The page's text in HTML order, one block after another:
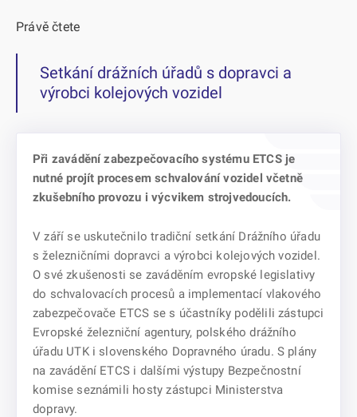
Při zavádění zabezpečovacího systému ETCS je
nutné projít procesem schvalování vozidel včetně
zkušebního provozu i výcvikem strojvedoucích.
V září se uskutečnilo tradiční setkání Drážního úřadu
s železničními dopravci a výrobci kolejových vozidel.
O své zkušenosti se zaváděním evropské legislativy
do schvalovacích procesů a implementací vlakového
zabezpečovače ETCS se s účastníky podělili zástupci
Evropské železniční agentury, polského drážního
úřadu UTK i slovenského Dopravného úradu. S plány
na zavádění ETCS i dalšími výstupy Bezpečnostní
komise seznámili hosty zástupci Ministerstva
dopravy.
Právě čtete
Setkání drážních úřadů s dopravci a
výrobci kolejových vozidel